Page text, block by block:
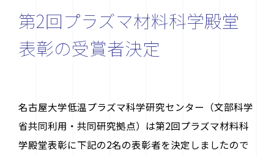
第2回プラズマ材料科学殿堂
表彰の受賞者決定
名古屋大学低温プラズマ科学研究センター（文部科学
省共同利用・共同研究拠点）は第2回プラズマ材料科
学殿堂表彰に下記の2名の表彰者を決定しましたので